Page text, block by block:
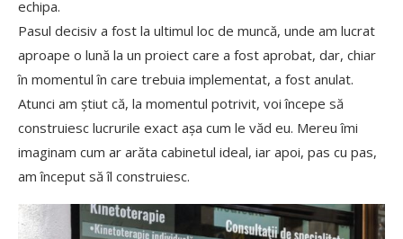
echipa.
Pasul decisiv a fost la ultimul loc de muncă, unde am lucrat
aproape o lună la un proiect care a fost aprobat, dar, chiar
în momentul în care trebuia implementat, a fost anulat.
Atunci am știut că, la momentul potrivit, voi începe să
construiesc lucrurile exact așa cum le văd eu. Mereu îmi
imaginam cum ar arăta cabinetul ideal, iar apoi, pas cu pas,
am început să îl construiesc.